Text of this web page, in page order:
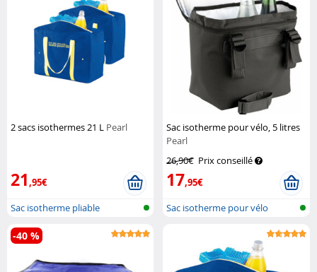
2 sacs isothermes 21 L Pearl
21,95€
Sac isotherme pliable
Sac isotherme pour vélo, 5 litres
Pearl
26,90€ Prix conseillé
17,95€
Sac isotherme pour vélo
-40 %